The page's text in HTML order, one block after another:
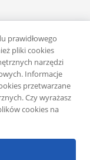
prawidłowego
pliki cookies
narzędzi
Informacje
przetwarzane
Czy wyrażasz
cookies na